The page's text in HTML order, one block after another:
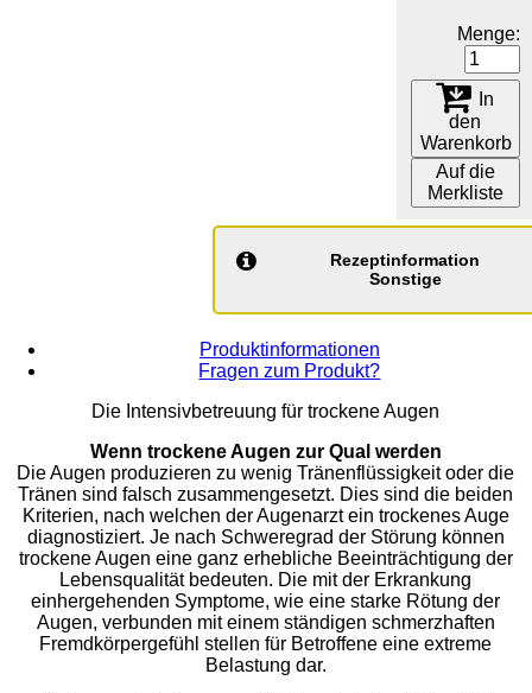
Menge:
In
den
Warenkorb
Auf die
Merkliste
Rezeptinformation
Sonstige
Produktinformationen
Fragen zum Produkt?
Die Intensivbetreuung für trockene Augen
Wenn trockene Augen zur Qual werden
Die Augen produzieren zu wenig Tränenflüssigkeit oder die
Tränen sind falsch zusammengesetzt. Dies sind die beiden
Kriterien, nach welchen der Augenarzt ein trockenes Auge
diagnostiziert. Je nach Schweregrad der Störung können
trockene Augen eine ganz erhebliche Beeinträchtigung der
Lebensqualität bedeuten. Die mit der Erkrankung
einhergehenden Symptome, wie eine starke Rötung der
Augen, verbunden mit einem ständigen schmerzhaften
Fremdkörpergefühl stellen für Betroffene eine extreme
Belastung dar.